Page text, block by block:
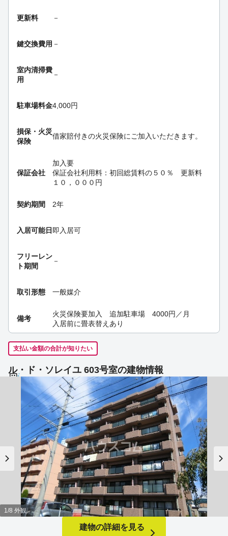
更新料 －
鍵交換費用 －
室内清掃費
用
－
駐車場料金4,000円
損保・ 火災
保険
借家賠付きの火災保険にご加入いただきます。
保証会社
加入要
保証会社利用料：初回総賃料の５０％ 更新料
１０，０００円
契約期間 2年
入居可能日即入居可
フリーレン
ト期間
－
取引形態 一般媒介
備考
火災保険要加入 追加駐車場 4000円／月
入居前に畳表替えあり
支払い金額の合計が知りたい
ル・ド・ソレイユ 603号室の建物情報
1/8 外観
建物の詳細を見る